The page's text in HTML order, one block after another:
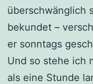
überschwänglich
bekundet –
er sonntags
Und so stehe ich
als eine Stunde